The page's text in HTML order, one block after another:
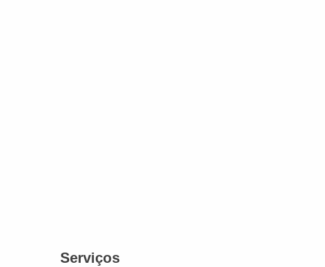
Serviços